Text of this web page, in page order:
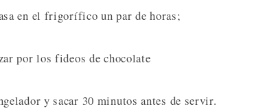
en el frigorífico un par de horas;
por los fideos de chocolate
y sacar 30 minutos antes de servir.